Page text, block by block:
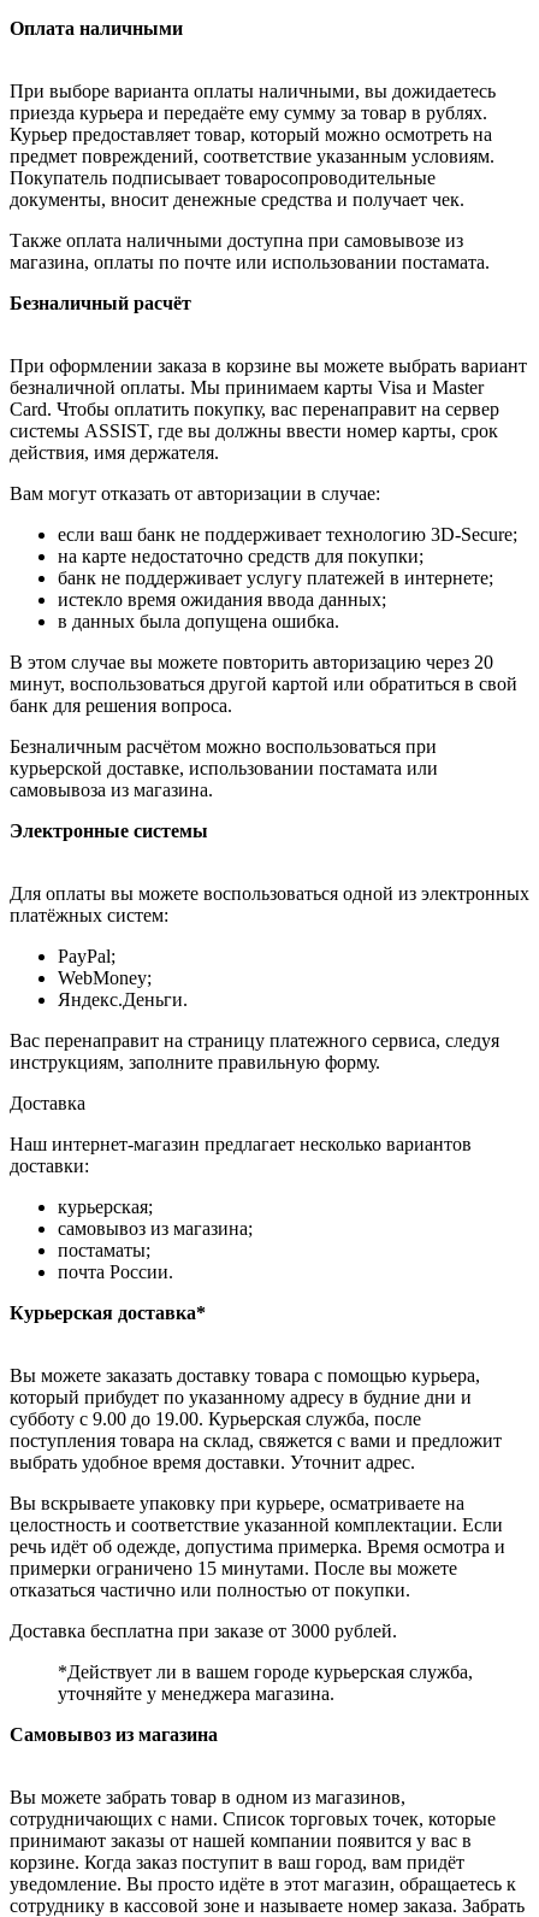
Оплата наличными
При выборе варианта оплаты наличными, вы дожидаетесь
приезда курьера и передаёте ему сумму за товар в рублях.
Курьер предоставляет товар, который можно осмотреть на
предмет повреждений, соответствие указанным условиям.
Покупатель подписывает товаросопроводительные
документы, вносит денежные средства и получает чек.
Также оплата наличными доступна при самовывозе из
магазина, оплаты по почте или использовании постамата.
Безналичный расчёт
При оформлении заказа в корзине вы можете выбрать вариант
безналичной оплаты. Мы принимаем карты Visa и Master
Card. Чтобы оплатить покупку, вас перенаправит на сервер
системы ASSIST, где вы должны ввести номер карты, срок
действия, имя держателя.
Вам могут отказать от авторизации в случае:
если ваш банк не поддерживает технологию 3D-Secure;
на карте недостаточно средств для покупки;
банк не поддерживает услугу платежей в интернете;
истекло время ожидания ввода данных;
в данных была допущена ошибка.
В этом случае вы можете повторить авторизацию через 20
минут, воспользоваться другой картой или обратиться в свой
банк для решения вопроса.
Безналичным расчётом можно воспользоваться при
курьерской доставке, использовании постамата или
самовывоза из магазина.
Электронные системы
Для оплаты вы можете воспользоваться одной из электронных
платёжных систем:
PayPal;
WebMoney;
Яндекс.Деньги.
Вас перенаправит на страницу платежного сервиса, следуя
инструкциям, заполните правильную форму.
Доставка
Наш интернет-магазин предлагает несколько вариантов
доставки:
курьерская;
самовывоз из магазина;
постаматы;
почта России.
Курьерская доставка*
Вы можете заказать доставку товара с помощью курьера,
который прибудет по указанному адресу в будние дни и
субботу с 9.00 до 19.00. Курьерская служба, после
поступления товара на склад, свяжется с вами и предложит
выбрать удобное время доставки. Уточнит адрес.
Вы вскрываете упаковку при курьере, осматриваете на
целостность и соответствие указанной комплектации. Если
речь идёт об одежде, допустима примерка. Время осмотра и
примерки ограничено 15 минутами. После вы можете
отказаться частично или полностью от покупки.
Доставка бесплатна при заказе от 3000 рублей.
*Действует ли в вашем городе курьерская служба,
уточняйте у менеджера магазина.
Самовывоз из магазина
Вы можете забрать товар в одном из магазинов,
сотрудничающих с нами. Список торговых точек, которые
принимают заказы от нашей компании появится у вас в
корзине. Когда заказ поступит в ваш город, вам придёт
уведомление. Вы просто идёте в этот магазин, обращаетесь к
сотруднику в кассовой зоне и называете номер заказа. Забрать